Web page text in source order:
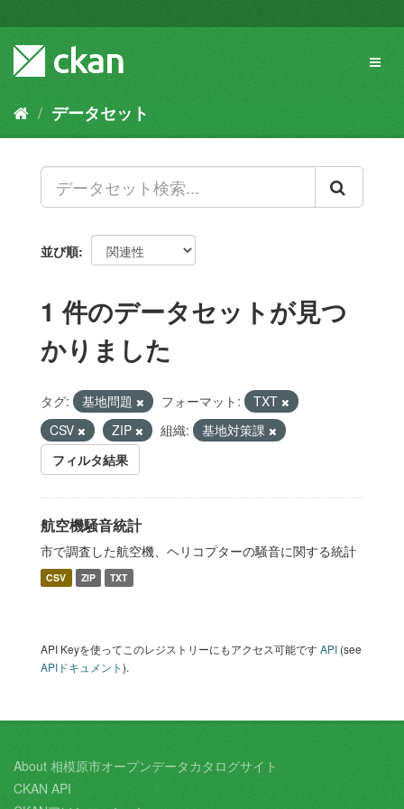
キ
容
データセット
並び順
1 件のデータセットが見つ
かりました
タグ: 基地問題 フォーマット:
TXT
CSV
ZIP 組織:
基地対策課
フィルタ結果
航空機騒音統計
市で調査した航空機、ヘリコプターの騒音に関する統計
CSV ZIP TXT
API Keyを使ってこのレジストリーにもアクセス可能ですAPI (see
APIドキュメント).
About 相模原市オープンデータカタログサイト
CKAN API